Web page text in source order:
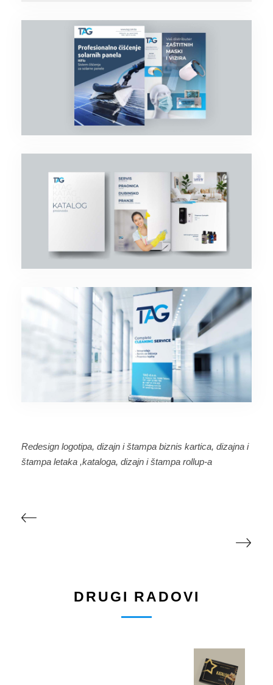
Redesign logotipa, dizajn i štampa biznis kartica, dizajna i
štampa letaka ,kataloga, dizajn i štampa rollup-a
DRUGI RADOVI